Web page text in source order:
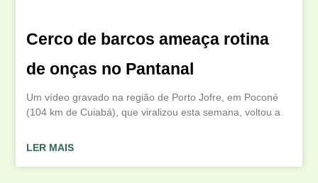
Cerco de barcos ameaça rotina
de onças no Pantanal
Um vídeo gravado na região de Porto Jofre, em Poconé
(104 km de Cuiabá), que viralizou esta semana, voltou a
LER MAIS